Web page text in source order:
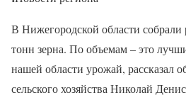
В Нижегородской области
тонн зерна. По объемам – это
нашей области урожай, рассказал
сельского хозяйства Николай